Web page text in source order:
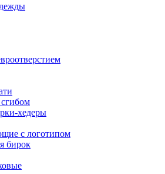
хедеры
с логотипом
бирок